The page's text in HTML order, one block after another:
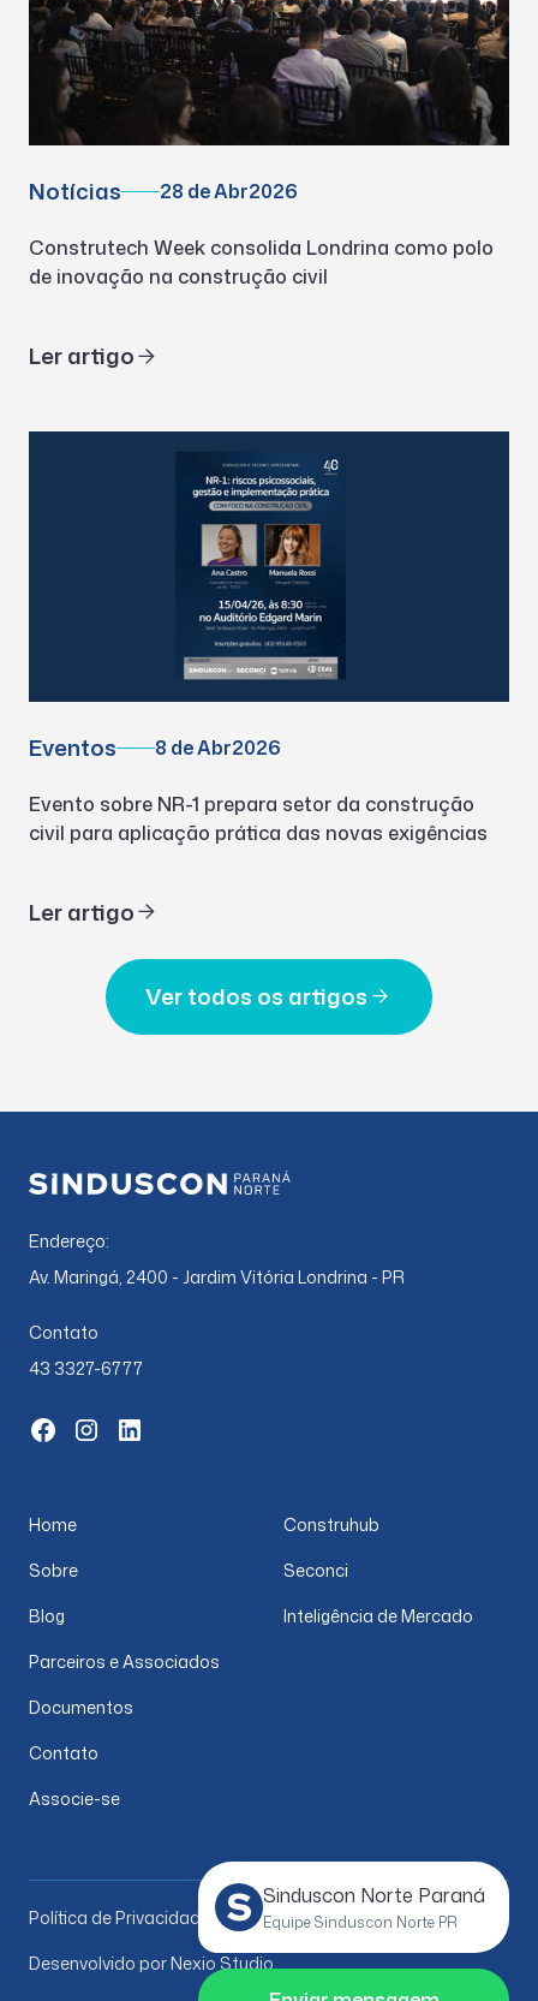
Sinduscon Norte Paraná
Equipe Sinduscon Norte PR
Notícias 28 de Abr2026
Construtech Week consolida Londrina como polo
de inovação na construção civil
Ler artigo
Eventos 8 de Abr2026
Evento sobre NR-1 prepara setor da construção
civil para aplicação prática das novas exigências
Ler artigo
Ver todos os artigos
Endereço:
Av. Maringá, 2400 - Jardim Vitória Londrina - PR
Contato
43 3327-6777
Home
Sobre
Blog
Parceiros e Associados
Documentos
Contato
Associe-se
Construhub
Seconci
Inteligência de Mercado
Política de Privacidade
Desenvolvido por Nexio Studio